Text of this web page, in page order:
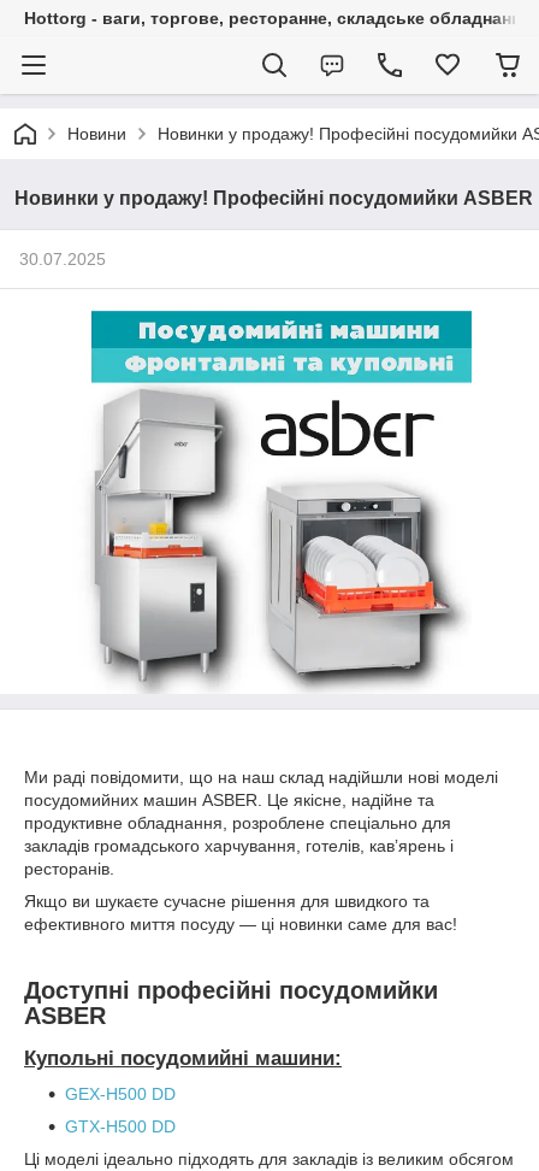
Hottorg - ваги, торгове, ресторанне, складське обладнання
Новини Новинки у продажу! Професійні посудомийки
Новинки у продажу! Професійні посудомийки ASBER
30.07.2025
Ми раді повідомити, що на наш склад надійшли нові моделі
посудомийних машин ASBER. Це якісне, надійне та
продуктивне обладнання, розроблене спеціально для
закладів громадського харчування, готелів, кавʼярень і
ресторанів.
Якщо ви шукаєте сучасне рішення для швидкого та
ефективного миття посуду — ці новинки саме для вас!
Доступні професійні посудомийки
ASBER
Купольні посудомийні машини:
GEX-H500 DD
GTX-H500 DD
Ці моделі ідеально підходять для закладів із великим обсягом